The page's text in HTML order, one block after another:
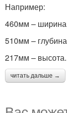
Например:
460мм –
510мм –
217мм – высота.
читать дальше →